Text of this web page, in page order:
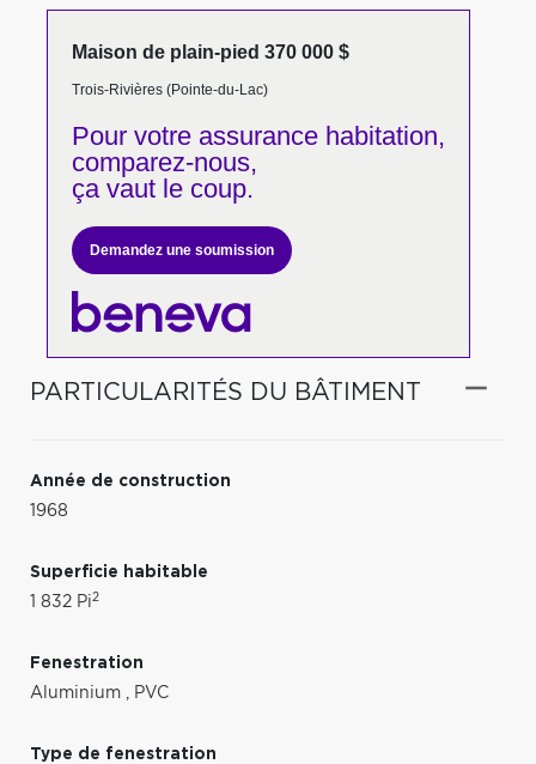
Maison de plain-pied 370 000 $
Trois-Rivières (Pointe-du-Lac)
Pour votreassurance habitation,
comparez-nous,
ça vaut le coup.
Demandez une soumission
PARTICULARITÉS DU BÂTIMENT
Année de construction
1968
Superficie habitable
1 832 Pi2
Fenestration
Aluminium , PVC
Type de fenestration